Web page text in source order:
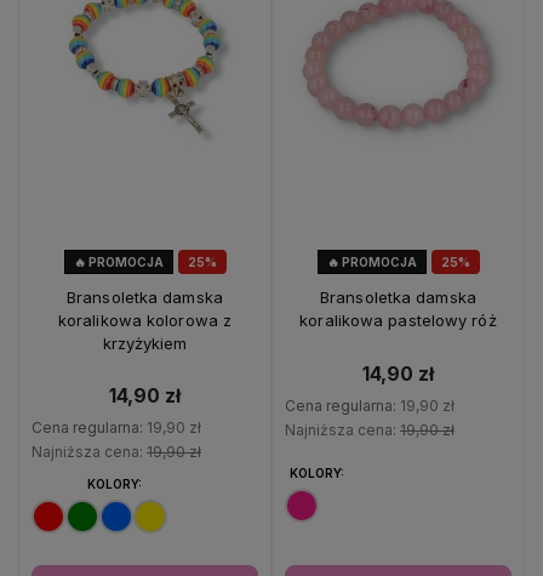
25%
🔥 PROMOCJA
Bransoletka damska
koralikowa kolorowa z
krzyżykiem
14,90 zł
Cena regularna: 19,90 zł
Najniższa cena: 19,90 zł
KOLORY:
25%
🔥 PROMOCJA
Bransoletka damska
koralikowa pastelowy róż
14,90 zł
Cena regularna: 19,90 zł
Najniższa cena: 19,90 zł
KOLORY: